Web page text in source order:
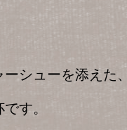
シューを添えた
す。